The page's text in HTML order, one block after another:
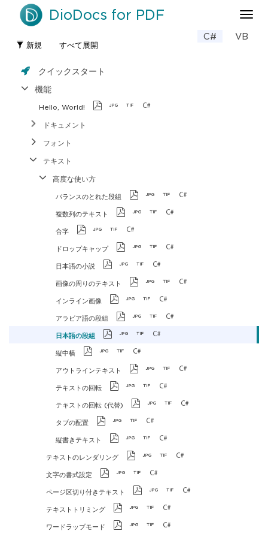
ナ
ゲ
DioDocs for PDF
C# VB
新規 すべて展開
クイックスタート
機能
Hello, World!
ドキュメント
フォント
テキスト
高度な使い方
バランスのとれた段組
複数列のテキスト
合字
ドロップキャップ
日本語の小説
画像の周りのテキスト
インライン画像
アラビア語の段組
日本語の段組
縦中横
アウトラインテキスト
テキストの回転
テキストの回転 (代替)
タブの配置
縦書きテキスト
テキストのレンダリング
文字の書式設定
ページ区切り付きテキスト
テキストトリミング
ワードラップモード